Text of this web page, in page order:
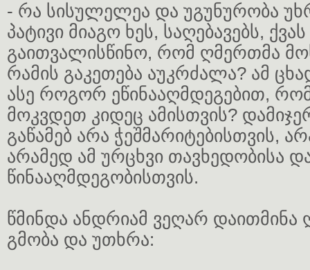
- რა სისულელეა და უგუნურობა
პატივი მიაგო ხეს, საღებავებს,
გაითვალისწინო, რომ ღმერთმა
რამის გაკეთება აუკრძალა? ამ
ასე როგორ ეწინააღმდეგებით,
მოკვდეთ კიდეც ამისთვის?
გაწამებ არა ჭეშმარიტებისთვის,
არამედ ამ ურცხვი თავხედობისა
წინააღმდეგობისთვის.
წმინდა ანდრიამ ვეღარ დაითმინა
გმობა და უთხრა: